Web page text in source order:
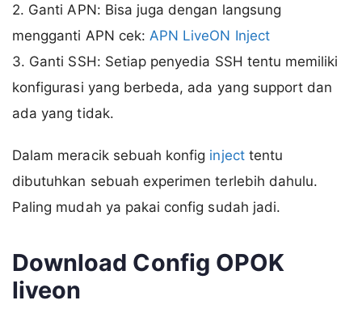
2. Ganti APN: Bisa juga dengan langsung
mengganti APN cek: APN LiveON Inject
3. Ganti SSH: Setiap penyedia SSH tentu memiliki
konfigurasi yang berbeda, ada yang support dan
ada yang tidak.
Dalam meracik sebuah konfig injecttentu
dibutuhkan sebuah experimen terlebih dahulu.
Paling mudah ya pakai config sudah jadi.
Download Config OPOK
liveon